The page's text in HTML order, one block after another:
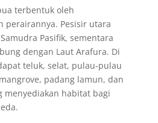
terbentuk oleh
perairannya. Pesisir utara
Pasifik, sementara
dengan Laut Arafura. Di
teluk, selat, pulau-pulau
padang lamun, dan
menyediakan habitat bagi